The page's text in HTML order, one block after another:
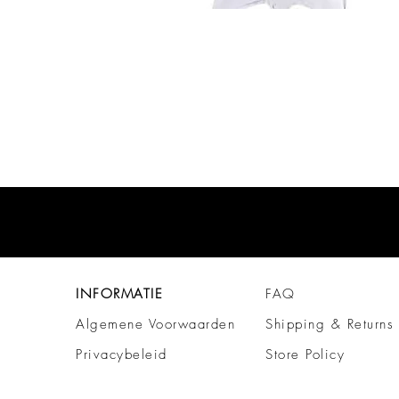
INFORMATIE
Algemene Voorwaarden
Privacybeleid
FAQ
Shipping & Returns
Store Policy